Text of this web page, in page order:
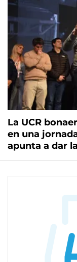
La UCR
en una
apunta a dar